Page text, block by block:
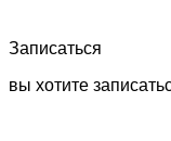
Записаться
вы хотите